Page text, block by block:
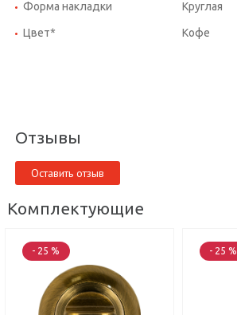
Форма накладки Круглая
Цвет* Кофе
Отзывы
Оставить отзыв
Комплектующие
- 25 % - 25 %